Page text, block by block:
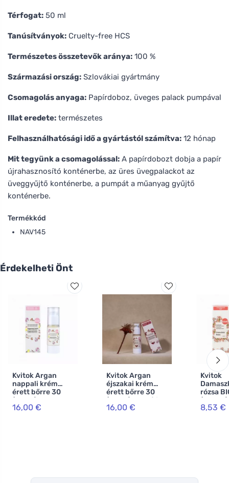
Térfogat: 50 ml
Tanúsítványok: Cruelty-free HCS
Természetes összetevők aránya: 100 %
Származási ország: Szlovákiai gyártmány
Csomagolás anyaga: Papírdoboz, üveges palack pumpával
Illat eredete: természetes
Felhasználhatósági idő a gyártástól számítva: 12 hónap
Mit tegyünk a csomagolással: A papírdobozt dobja a papír
újrahasznosító konténerbe, az üres üvegpalackot az
üveggyűjtő konténerbe, a pumpát a műanyag gyűjtő
konténerbe.
Termékkód
NAV145
Érdekelheti Önt
Kvitok Argan
nappali krém
érett bőrre 30
(30 ml) -
hialuronsavval
16,00 €
Kvitok Argan
éjszakai krém
érett bőrre 30
(30 ml) - lassítja a
bőr öregedését
16,00 €
Kvitok
rózsa
(100
8,53 €